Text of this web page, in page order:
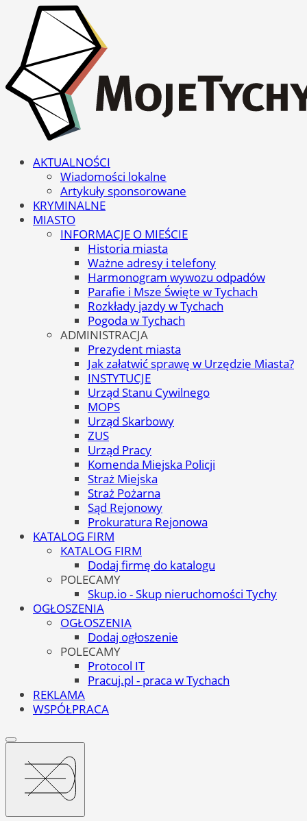
AKTUALNOŚCI
Wiadomości lokalne
Artykuły sponsorowane
KRYMINALNE
MIASTO
INFORMACJE O MIEŚCIE
Historia miasta
Ważne adresy i telefony
Harmonogram wywozu odpadów
Parafie i Msze Święte w Tychach
Rozkłady jazdy w Tychach
Pogoda w Tychach
ADMINISTRACJA
Prezydent miasta
Jak załatwić sprawę w Urzędzie Miasta?
INSTYTUCJE
Urząd Stanu Cywilnego
MOPS
Urząd Skarbowy
ZUS
Urząd Pracy
Komenda Miejska Policji
Straż Miejska
Straż Pożarna
Sąd Rejonowy
Prokuratura Rejonowa
KATALOG FIRM
KATALOG FIRM
Dodaj firmę do katalogu
POLECAMY
Skup.io - Skup nieruchomości Tychy
OGŁOSZENIA
OGŁOSZENIA
Dodaj ogłoszenie
POLECAMY
Protocol IT
Pracuj.pl - praca w Tychach
REKLAMA
WSPÓŁPRACA